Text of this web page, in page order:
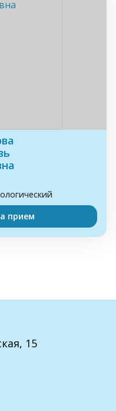
прием
15